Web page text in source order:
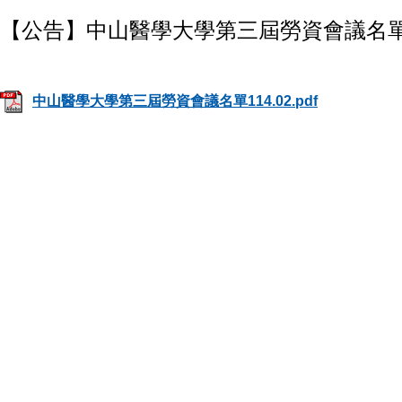
【公告】中山醫學大學第三屆勞資會議名
中山醫學大學第三屆勞資會議名單114.02.pdf